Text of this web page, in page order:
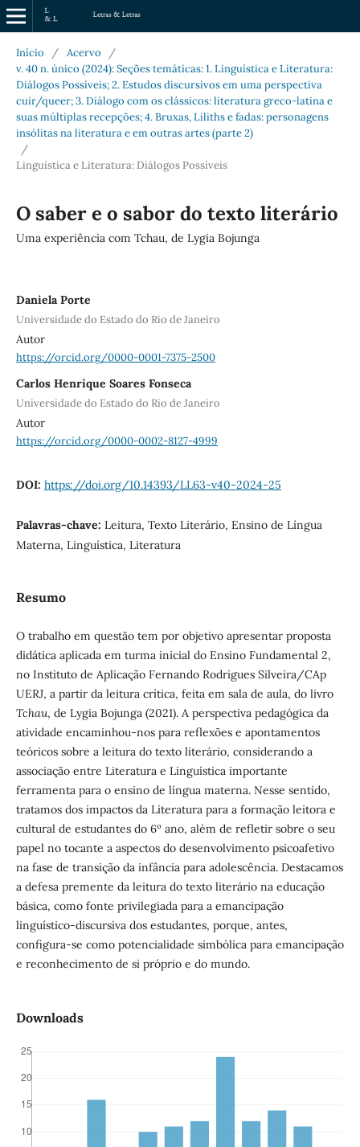
Início / Acervo
/
v. 40 n. único (2024): Seções temáticas: 1. Linguística e Literatura:
Diálogos Possíveis; 2. Estudos discursivos em uma perspectiva
cuir/queer; 3. Diálogo com os clássicos: literatura greco-latina e
suas múltiplas recepções; 4. Bruxas, Liliths e fadas: personagens
insólitas na literatura e em outras artes (parte 2)
/
Linguística e Literatura: Diálogos Possíveis
O saber e o sabor do texto literário
Uma experiência com Tchau, de Lygia Bojunga
Daniela Porte
Universidade do Estado do Rio de Janeiro
Autor
https://orcid.org/0000-0001-7375-2500
Carlos Henrique Soares Fonseca
Universidade do Estado do Rio de Janeiro
Autor
https://orcid.org/0000-0002-8127-4999
DOI: https://doi.org/10.14393/LL63-v40-2024-25
Palavras-chave: Leitura, Texto Literário, Ensino de Língua
Materna, Linguística, Literatura
Resumo
O trabalho em questão tem por objetivo apresentar proposta
didática aplicada em turma inicial do Ensino Fundamental 2,
no Instituto de Aplicação Fernando Rodrigues Silveira/CAp
UERJ, a partir da leitura crítica, feita em sala de aula, do livro
Tchau, de Lygia Bojunga (2021). A perspectiva pedagógica da
atividade encaminhou-nos para reflexões e apontamentos
teóricos sobre a leitura do texto literário, considerando a
associação entre Literatura e Linguística importante
ferramenta para o ensino de língua materna. Nesse sentido,
tratamos dos impactos da Literatura para a formação leitora e
cultural de estudantes do 6º ano, além de refletir sobre o seu
papel no tocante a aspectos do desenvolvimento psicoafetivo
na fase de transição da infância para adolescência. Destacamos
a defesa premente da leitura do texto literário na educação
básica, como fonte privilegiada para a emancipação
linguístico-discursiva dos estudantes, porque, antes,
configura-se como potencialidade simbólica para emancipação
e reconhecimento de si próprio e do mundo.
Downloads